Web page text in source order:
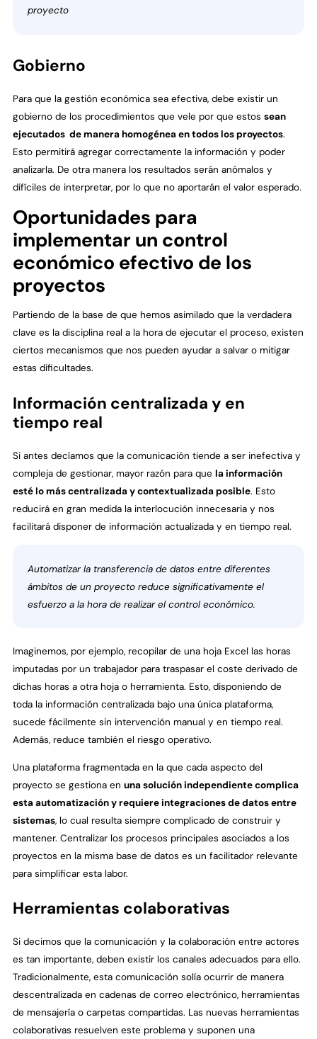
proyecto
Gobierno
Para que la gestión económica sea efectiva, debe existir un
gobierno de los procedimientos que vele por que estos sean
ejecutados de manera homogénea en todos los proyectos.
Esto permitirá agregar correctamente la información y poder
analizarla. De otra manera los resultados serán anómalos y
difíciles de interpretar, por lo que no aportarán el valor esperado.
Oportunidades para
implementar un control
económico efectivo de los
proyectos
Partiendo de la base de que hemos asimilado que la verdadera
clave es la disciplina real a la hora de ejecutar el proceso, existen
ciertos mecanismos que nos pueden ayudar a salvar o mitigar
estas dificultades.
Información centralizada y en
tiempo real
Si antes decíamos que la comunicación tiende a ser inefectiva y
compleja de gestionar, mayor razón para que la información
esté lo más centralizada y contextualizada posible. Esto
reducirá en gran medida la interlocución innecesaria y nos
facilitará disponer de información actualizada y en tiempo real.
Automatizar la transferencia de datos entre diferentes
ámbitos de un proyecto reduce significativamente el
esfuerzo a la hora de realizar el control económico.
Imaginemos, por ejemplo, recopilar de una hoja Excel las horas
imputadas por un trabajador para traspasar el coste derivado de
dichas horas a otra hoja o herramienta. Esto, disponiendo de
toda la información centralizada bajo una única plataforma,
sucede fácilmente sin intervención manual y en tiempo real.
Además, reduce también el riesgo operativo.
Una plataforma fragmentada en la que cada aspecto del
proyecto se gestiona en una solución independiente complica
esta automatización y requiere integraciones de datos entre
sistemas, lo cual resulta siempre complicado de construir y
mantener. Centralizar los procesos principales asociados a los
proyectos en la misma base de datos es un facilitador relevante
para simplificar esta labor.
Herramientas colaborativas
Si decimos que la comunicación y la colaboración entre actores
es tan importante, deben existir los canales adecuados para ello.
Tradicionalmente, esta comunicación solía ocurrir de manera
descentralizada en cadenas de correo electrónico, herramientas
de mensajería o carpetas compartidas. Las nuevas herramientas
colaborativas resuelven este problema y suponen una